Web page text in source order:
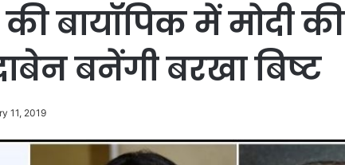
की बायॉपिक में मोदी की
बनेंगी बरखा बिष्ट
11, 2019